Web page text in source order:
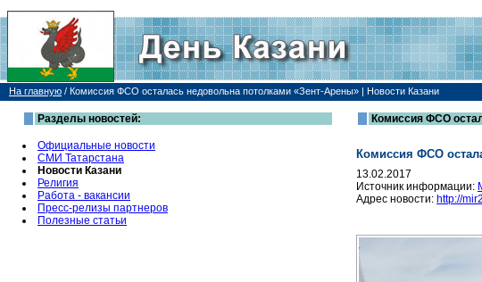
На главную / Комиссия ФСО осталась недовольна потолками «Зент-Арены» | Новости Казани
Разделы новостей:
Официальные новости
СМИ Татарстана
Новости Казани
Религия
Работа - вакансии
Пресс-релизы партнеров
Полезные статьи
Комиссия ФСО
Комиссия ФСО
13.02.2017
Источник информации:
Адрес новости: http://